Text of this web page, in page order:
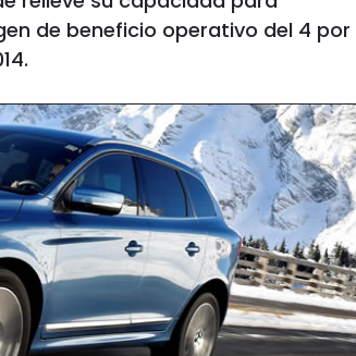
de beneficio operativo del 4 por